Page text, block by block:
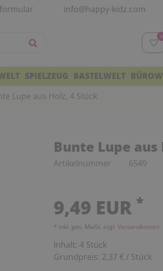
info@happy-kidz.com
0
SPIELZEUG BASTELWELT
Lupe aus Holz, 4 Stück
Bunte Lupe aus
Artikelnummer 6549
9,49 EUR *
* inkl. ges. MwSt. zzgl. Versandkosten
Inhalt: 4 Stück
Grundpreis: 2,37 € / Stück